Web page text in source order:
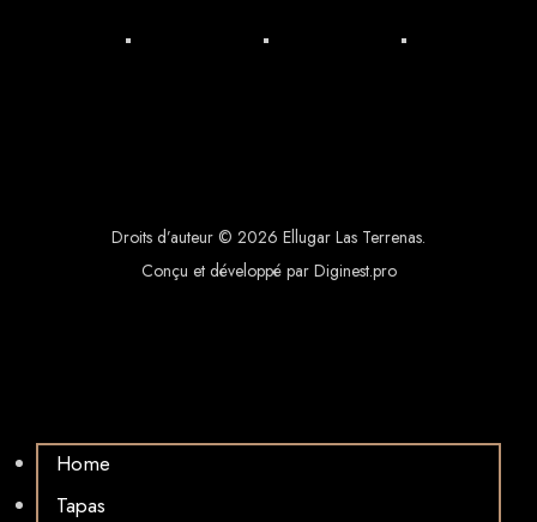
Droits d’auteur © 2026 Ellugar Las Terrenas.
Conçu et développé par Diginest.pro
Home
Tapas